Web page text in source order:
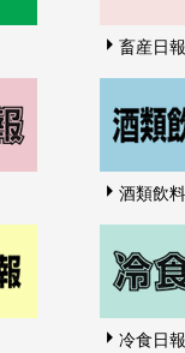
畜産日報
酒類飲
冷食日報